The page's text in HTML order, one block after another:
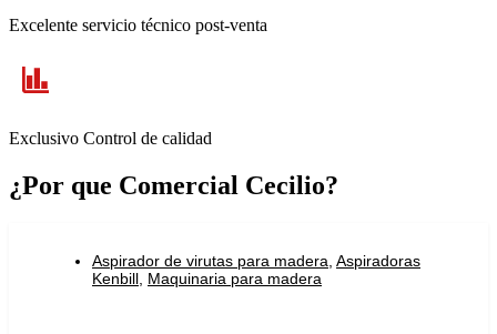
Excelente servicio técnico post-venta
Exclusivo Control de calidad
¿Por que Comercial Cecilio?
Aspirador de virutas para madera, Aspiradoras
Kenbill, Maquinaria para madera